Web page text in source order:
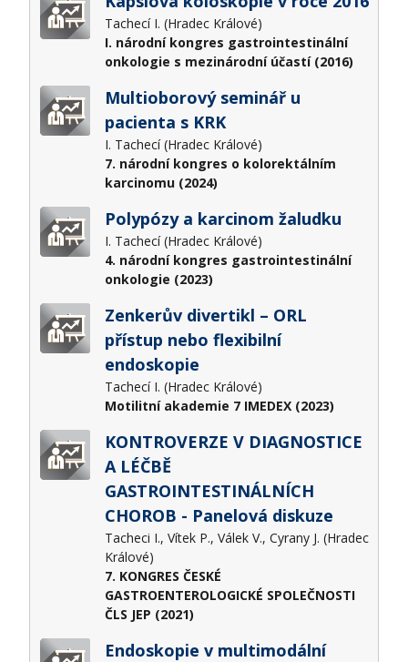
Tachecí I. (Hradec Králové)
I. národní kongres gastrointestinální
onkologie s mezinárodní účastí (2016)
Multioborový seminář u
pacienta s KRK
I. Tachecí (Hradec Králové)
7. národní kongres o kolorektálním
karcinomu (2024)
Polypózy a karcinom žaludku
I. Tachecí (Hradec Králové)
4. národní kongres gastrointestinální
onkologie (2023)
Zenkerův divertikl – ORL
přístup nebo flexibilní
endoskopie
Tachecí I. (Hradec Králové)
Motilitní akademie 7 IMEDEX (2023)
KONTROVERZE V DIAGNOSTICE
A LÉČBĚ
GASTROINTESTINÁLNÍCH
CHOROB - Panelová diskuze
Tacheci I., Vítek P., Válek V., Cyrany J. (Hradec
Králové)
7. KONGRES ČESKÉ
GASTROENTEROLOGICKÉ SPOLEČNOSTI
ČLS JEP (2021)
Endoskopie v multimodální